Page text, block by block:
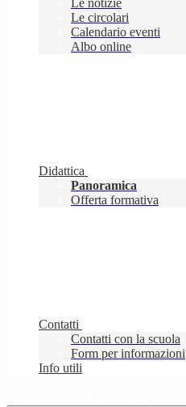
Le notizie
Le circolari
Calendario eventi
Albo online
Didattica
Panoramica
Offerta formativa
Contatti
Contatti con la scuola
Form per informazioni
Info utili